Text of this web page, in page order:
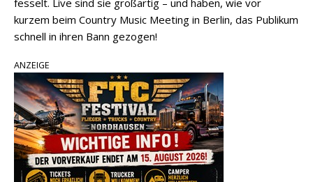
fesselt. Live sind sie großartig – und haben, wie vor
kurzem beim Country Music Meeting in Berlin, das Publikum
schnell in ihren Bann gezogen!
ANZEIGE